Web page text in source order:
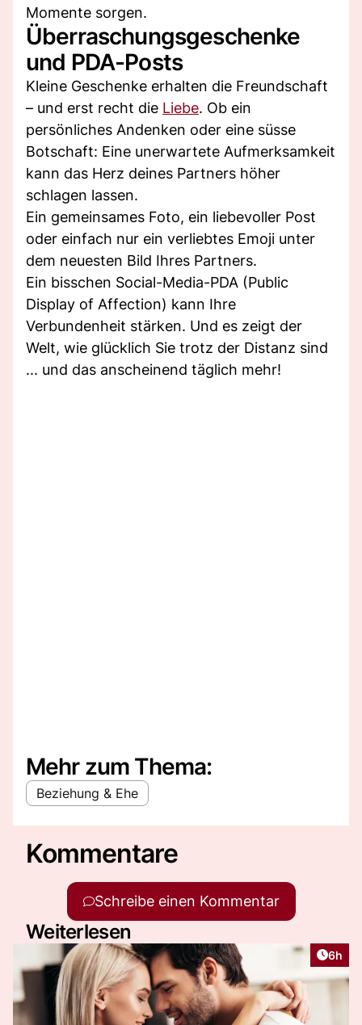
Momente sorgen.
Überraschungsgeschenke
und PDA-Posts
Kleine Geschenke erhalten die Freundschaft
– und erst recht die Liebe. Ob ein
persönliches Andenken oder eine süsse
Botschaft: Eine unerwartete Aufmerksamkeit
kann das Herz deines Partners höher
schlagen lassen.
Ein gemeinsames Foto, ein liebevoller Post
oder einfach nur ein verliebtes Emoji unter
dem neuesten Bild Ihres Partners.
Ein bisschen Social-Media-PDA (Public
Display of Affection) kann Ihre
Verbundenheit stärken. Und es zeigt der
Welt, wie glücklich Sie trotz der Distanz sind
... und das anscheinend täglich mehr!
Mehr zum Thema:
Beziehung & Ehe
Kommentare
Schreibe einen Kommentar
Weiterlesen
6h